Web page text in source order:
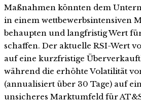
Maßnahmen könnten dem
in einem wettbewerbsintensiven
behaupten und langfristig Wert
schaffen. Der aktuelle RSI-Wert
auf eine kurzfristige
während die erhöhte Volatilität
(annualisiert über 30 Tage) auf
unsicheres Marktumfeld für